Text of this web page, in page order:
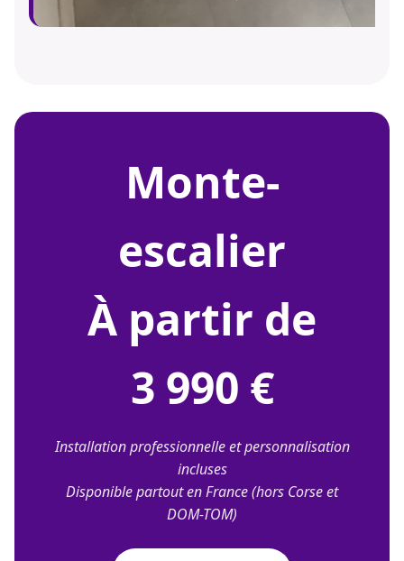
monte-
escalier
À partir de
3 990 €
Installation professionnelle et personnalisation
incluses
Disponible partout en France (hors Corse et
DOM-TOM)